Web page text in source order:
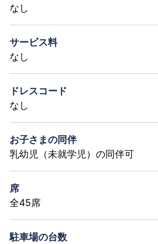
なし
サービス料
なし
ドレスコード
なし
お子さまの同伴
乳幼児（未就学児）の同伴可
席
全45席
駐車場の台数